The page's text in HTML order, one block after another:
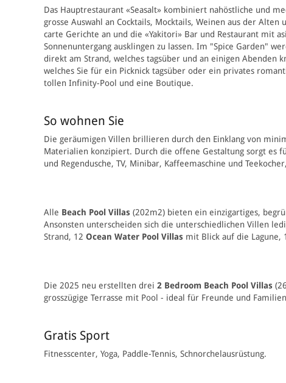
Das Hauptrestaurant «Seasalt» kombiniert nahöstliche und
grosse Auswahl an Cocktails, Mocktails, Weinen aus der Alten
carte Gerichte an und die «Yakitori» Bar und Restaurant mit
Sonnenuntergang ausklingen zu lassen. Im "Spice Garden"
direkt am Strand, welches tagsüber und an einigen Abenden
welches Sie für ein Picknick tagsüber oder ein privates
tollen Infinity-Pool und eine Boutique.
So wohnen Sie
Die geräumigen Villen brillieren durch den Einklang von
Materialien konzipiert. Durch die offene Gestaltung sorgt es
und Regendusche, TV, Minibar, Kaffeemaschine und
Alle Beach Pool Villas (202m2) bieten ein einzigartiges,
Ansonsten unterscheiden sich die unterschiedlichen Villen
Strand, 12 Ocean Water Pool Villas mit Blick auf die Lagune,
Die 2025 neu erstellten drei 2 Bedroom Beach Pool Villas
grosszügige Terrasse mit Pool - ideal für Freunde und
Gratis Sport
Fitnesscenter, Yoga, Paddle-Tennis, Schnorchelausrüstung.